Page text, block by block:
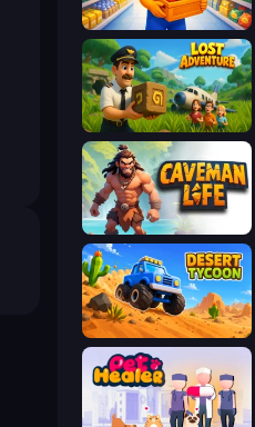
Supermarket Manager
Lost Adventure
Caveman Life
Desert Tycoon